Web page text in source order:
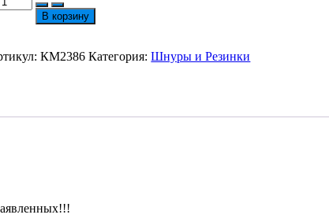
В корзину
КМ2386 Категория:Шнуры и Резинки